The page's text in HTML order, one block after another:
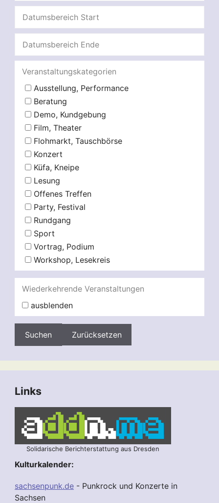
Veranstaltungskategorien
Ausstellung, Performance
Beratung
Demo, Kundgebung
Film, Theater
Flohmarkt, Tauschbörse
Konzert
Küfa, Kneipe
Lesung
Offenes Treffen
Party, Festival
Rundgang
Sport
Vortrag, Podium
Workshop, Lesekreis
Wiederkehrende Veranstaltungen
ausblenden
Zurücksetzen
Links
Solidarische Berichterstattung aus Dresden
Kulturkalender:
sachsenpunk.de - Punkrock und Konzerte in
Sachsen